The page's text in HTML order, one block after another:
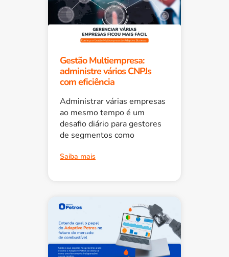
Gestão Multiempresa:
administre vários CNPJs
com eficiência
Administrar várias empresas
ao mesmo tempo é um
desafio diário para gestores
de segmentos como
Saiba mais